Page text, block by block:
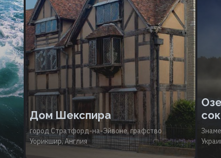
Дом Шекспира
город Стратфорд-на-Эйвоне, графство
Уорикшир, Англия